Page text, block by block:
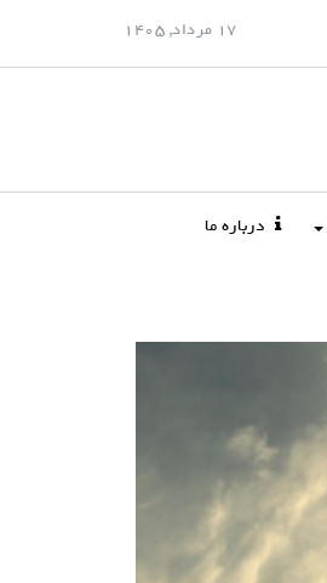
17 مرداد, 1405
درباره ما